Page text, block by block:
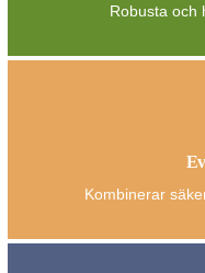
Robusta och
Kombinerar